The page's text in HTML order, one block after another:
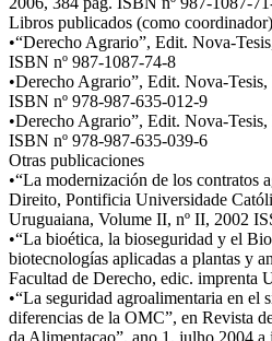
Libros publicados (como coordinador)
​•“Derecho Agrario”, Edit. Nova-
ISBN nº 987-1087-74-8
​•Derecho Agrario”, Edit. Nova-Tesis,
ISBN nº 978-987-635-012-9
​•Derecho Agrario”, Edit. Nova-
ISBN nº 978-987-635-039-6
Otras publicaciones
​•“La modernización de los contratos
Direito, Pontificia Universidade
Uruguaiana, Volume II, nº II, 2002
​•“La bioética, la bioseguridad y el
biotecnologías aplicadas a plantas y
Facultad de Derecho, edic. imprenta
​•“La seguridad agroalimentaria en el
diferencias de la OMC”, en Revista
da Alimentaçao”, ano 1, julho 2004